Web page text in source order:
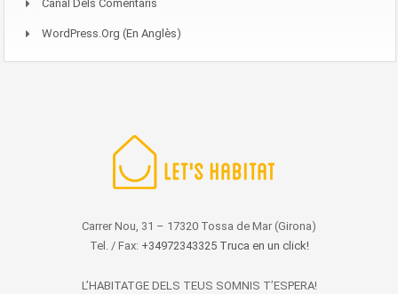
Canal Dels Comentaris
WordPress.org (en Anglès)
Carrer Nou, 31 – 17320 Tossa de Mar (Girona)
Tel. / Fax: +34972343325 Truca en un click!
L’HABITATGE DELS TEUS SOMNIS T’ESPERA!